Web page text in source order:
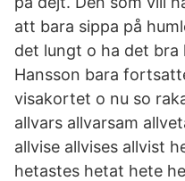
att bara sippa på
det lungt o ha det bra
Hansson bara
visakortet o nu so
allvars allvarsam
allvise allvises allvist
hetastes hetat hete